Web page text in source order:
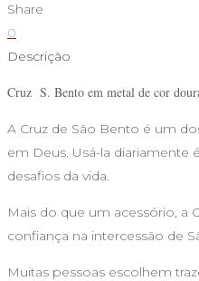
de
S.
Bento
Share
0
Descrição
Cruz S. Bento em metal de cor
A Cruz de São Bento é um
em Deus. Usá-la diariamente
desafios da vida.
Mais do que um acessório, a
confiança na intercessão de
Muitas pessoas escolhem